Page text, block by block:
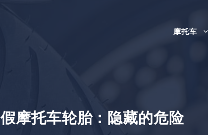
摩托车
假摩托车轮胎：隐藏的危险